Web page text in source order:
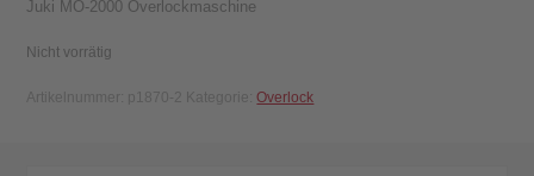
Juki MO-2000 Overlockmaschine
Nicht vorrätig
Artikelnummer: p1870-2 Kategorie:Overlock